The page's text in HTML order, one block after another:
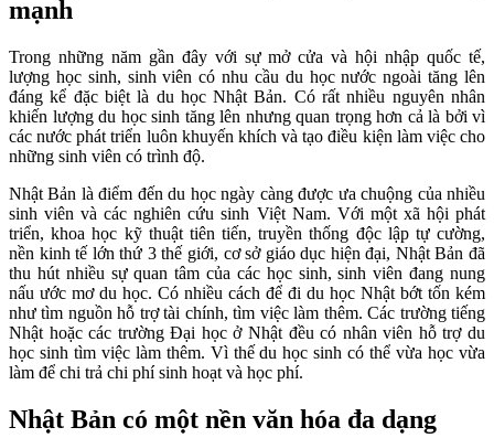
mạnh
Trong những năm gần đây với sự mở cửa và hội nhập quốc tế,
lượng học sinh, sinh viên có nhu cầu du học nước ngoài tăng lên
đáng kể đặc biệt là du học Nhật Bản. Có rất nhiều nguyên nhân
khiến lượng du học sinh tăng lên nhưng quan trọng hơn cả là bởi vì
các nước phát triển luôn khuyến khích và tạo điều kiện làm việc cho
những sinh viên có trình độ.
Nhật Bản là điểm đến du học ngày càng được ưa chuộng của nhiều
sinh viên và các nghiên cứu sinh Việt Nam. Với một xã hội phát
triển, khoa học kỹ thuật tiên tiến, truyền thống độc lập tự cường,
nền kinh tế lớn thứ 3 thế giới, cơ sở giáo dục hiện đại, Nhật Bản đã
thu hút nhiều sự quan tâm của các học sinh, sinh viên đang nung
nấu ước mơ du học. Có nhiều cách để đi du học Nhật bớt tốn kém
như tìm nguồn hỗ trợ tài chính, tìm việc làm thêm. Các trường tiếng
Nhật hoặc các trường Đại học ở Nhật đều có nhân viên hỗ trợ du
học sinh tìm việc làm thêm. Vì thế du học sinh có thể vừa học vừa
làm để chi trả chi phí sinh hoạt và học phí.
Nhật Bản có một nền văn hóa đa dạng